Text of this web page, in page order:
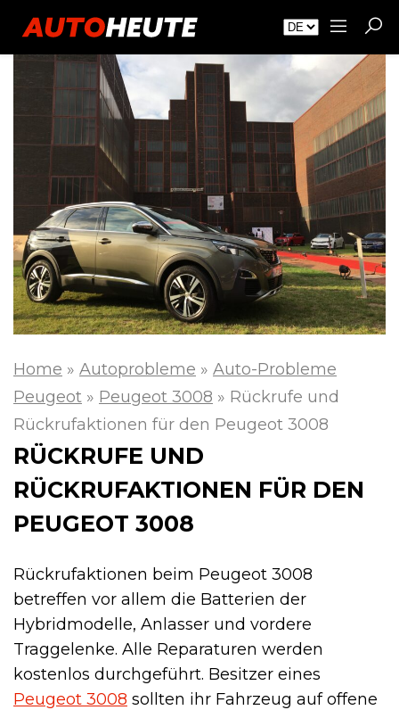
Home » Autoprobleme » Auto-Probleme
Peugeot » Peugeot 3008 » Rückrufe und
Rückrufaktionen für den Peugeot 3008
RÜCKRUFE UND
RÜCKRUFAKTIONEN FÜR DEN
PEUGEOT 3008
Rückrufaktionen beim Peugeot 3008
betreffen vor allem die Batterien der
Hybridmodelle, Anlasser und vordere
Traggelenke. Alle Reparaturen werden
kostenlos durchgeführt. Besitzer eines
Peugeot 3008 sollten ihr Fahrzeug auf offene